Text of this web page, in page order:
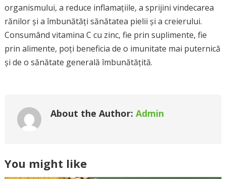
organismului, a reduce inflamațiile, a sprijini vindecarea
rănilor și a îmbunătăți sănătatea pielii și a creierului.
Consumând vitamina C cu zinc, fie prin suplimente, fie
prin alimente, poți beneficia de o imunitate mai puternică
și de o sănătate generală îmbunătățită.
About the Author: Admin
You might like